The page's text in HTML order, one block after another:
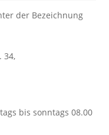
der Bezeichnung
34,
bis sonntags 08.00